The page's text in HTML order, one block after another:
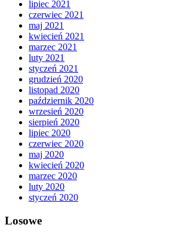
lipiec 2021
czerwiec 2021
maj 2021
kwiecień 2021
marzec 2021
luty 2021
styczeń 2021
grudzień 2020
listopad 2020
październik 2020
wrzesień 2020
sierpień 2020
lipiec 2020
czerwiec 2020
maj 2020
kwiecień 2020
marzec 2020
luty 2020
styczeń 2020
Losowe